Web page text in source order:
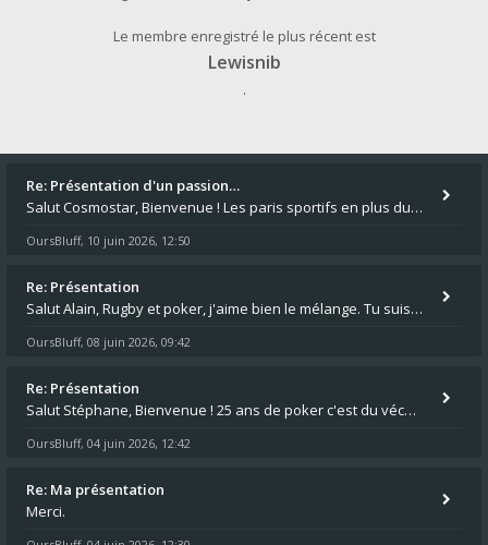
Le membre enregistré le plus récent est
Lewisnib
.
Re: Présentation d'un passion…
Salut Cosmostar, Bienvenue ! Les paris sportifs en plus du poker, c'est ce que je fais aussi. Surtout la NBA, je mise su
OursBluff, 10 juin 2026, 12:50
Re: Présentation
Salut Alain, Rugby et poker, j'aime bien le mélange. Tu suis le rugby du coin ? Moi j'essaie d'aller voir des matchs de
OursBluff, 08 juin 2026, 09:42
Re: Présentation
Salut Stéphane, Bienvenue ! 25 ans de poker c'est du vécu quand même. Moi je suis relativementnouveau (2018) mais j'ai a
OursBluff, 04 juin 2026, 12:42
Re: Ma présentation
Merci.